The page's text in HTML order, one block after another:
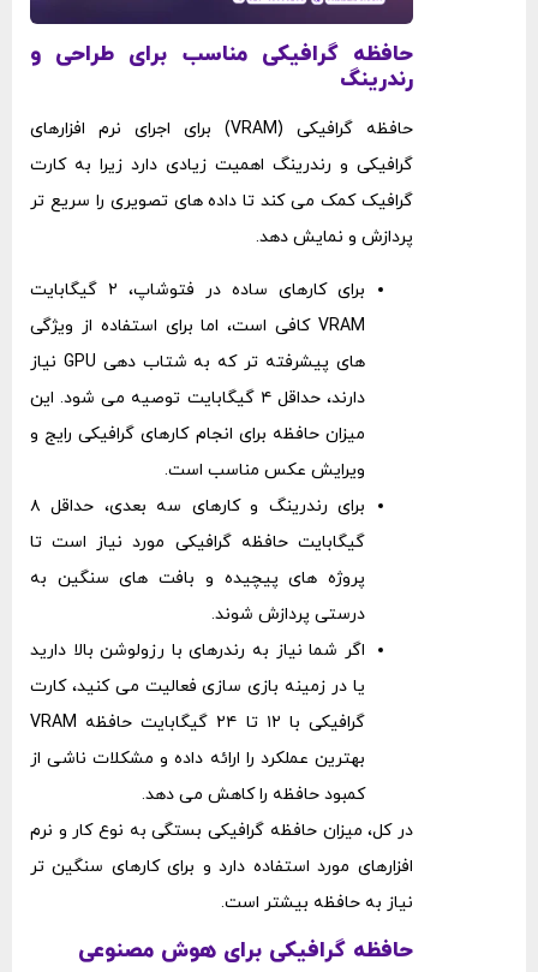
حافظه گرافیکی مناسب برای طراحی و
رندرینگ
حافظه گرافیکی (VRAM) برای اجرای نرم ‌افزارهای
گرافیکی و رندرینگ اهمیت زیادی دارد زیرا به کارت
گرافیک کمک می ‌کند تا داده ‌های تصویری را سریع ‌تر
پردازش و نمایش دهد.
برای کارهای ساده در فتوشاپ، ۲ گیگابایت
VRAM کافی است، اما برای استفاده از ویژگی
‌های پیشرفته ‌تر که به شتاب ‌دهی GPU نیاز
دارند، حداقل ۴ گیگابایت توصیه می ‌شود. این
میزان حافظه برای انجام کارهای گرافیکی رایج و
ویرایش عکس مناسب است.
برای رندرینگ و کارهای سه ‌بعدی، حداقل ۸
گیگابایت حافظه گرافیکی مورد نیاز است تا
پروژه ‌های پیچیده و بافت ‌های سنگین به
درستی پردازش شوند.
اگر شما نیاز به رندرهای با رزولوشن بالا دارید
یا در زمینه بازی ‌سازی فعالیت می‌ کنید، کارت
گرافیکی با ۱۲ تا ۲۴ گیگابایت حافظه VRAM
بهترین عملکرد را ارائه داده و مشکلات ناشی از
کمبود حافظه را کاهش می ‌دهد.
در کل، میزان حافظه گرافیکی بستگی به نوع کار و نرم
‌افزارهای مورد استفاده دارد و برای کارهای سنگین تر
نیاز به حافظه بیشتر است.
حافظه گرافیکی برای هوش مصنوعی